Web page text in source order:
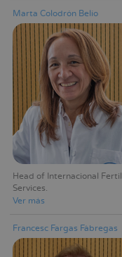
Marta Colodrón Belío
Head of Internacional
Services
Ver más
Francesc Fargas Fàbregas